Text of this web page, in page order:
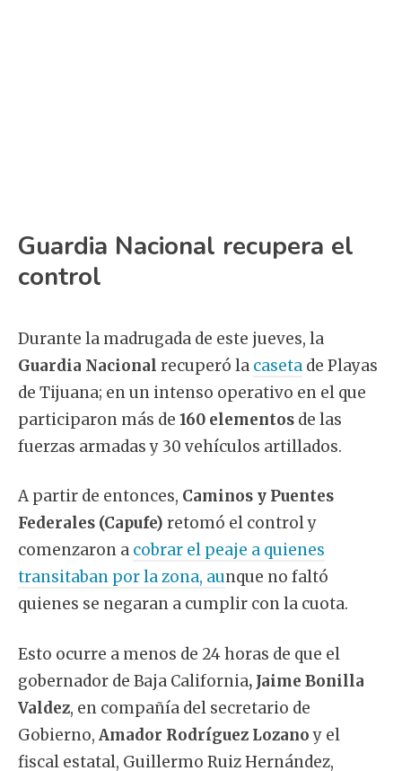
Guardia Nacional recupera el
control
Durante la madrugada de este jueves, la
Guardia Nacional recuperó la caseta de Playas
de Tijuana; en un intenso operativo en el que
participaron más de 160 elementos de las
fuerzas armadas y 30 vehículos artillados.
A partir de entonces, Caminos y Puentes
Federales (Capufe) retomó el control y
comenzaron a cobrar el peaje a quienes
transitaban por la zona, aunque no faltó
quienes se negaran a cumplir con la cuota.
Esto ocurre a menos de 24 horas de que el
gobernador de Baja California, Jaime Bonilla
Valdez, en compañía del secretario de
Gobierno, Amador Rodríguez Lozanoy el
fiscal estatal, Guillermo Ruiz Hernández,